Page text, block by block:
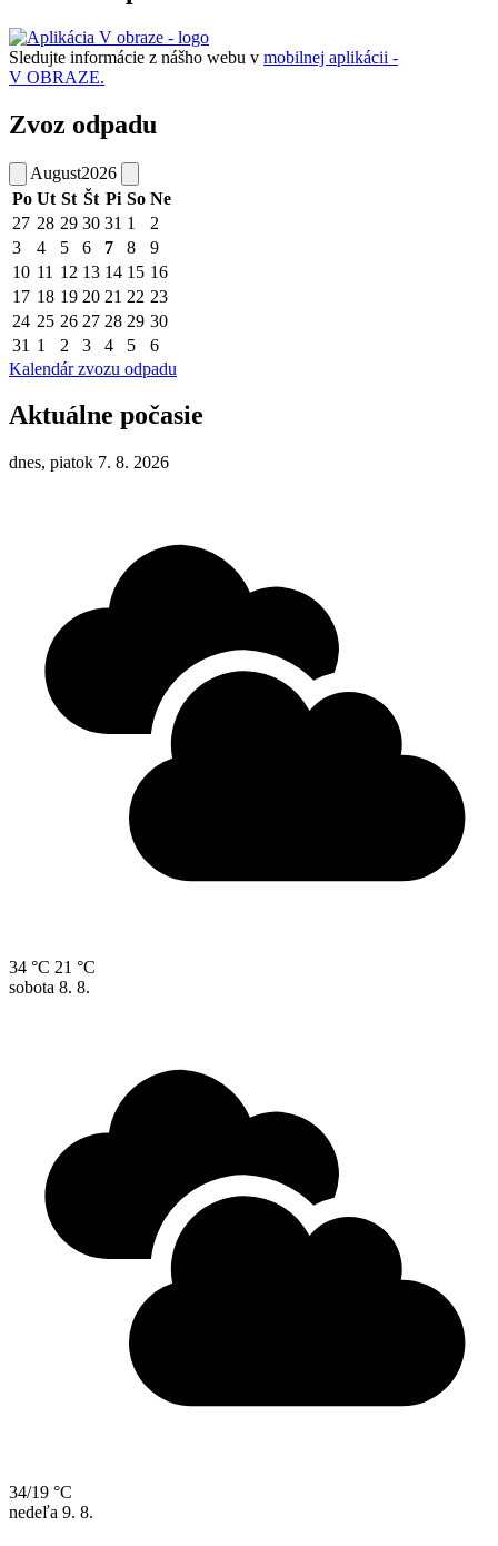
Sledujte informácie z nášho webu v mobilnej aplikácii -
V OBRAZE.
Zvoz odpadu
August2026
Po Ut St Št Pi So Ne
27 28 29 30 31 1
2
3
4 5 6 7 8
9
10 11 12 13 14 15 16
17 18 19 20 21 22 23
24 25 26 27 28 29 30
31 1 2 3 4 5
6
Kalendár zvozu odpadu
Aktuálne počasie
dnes, piatok 7. 8. 2026
34 °C 21 °C
sobota 8. 8.
34/19 °C
nedeľa 9. 8.